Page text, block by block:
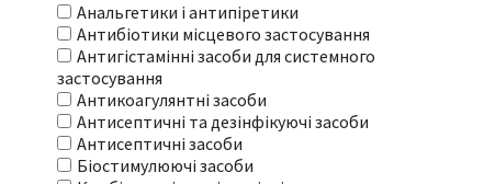
Анальгетики і антипіретики
Антибіотики місцевого застосування
Антигістамінні засоби для системного
застосування
Антикоагулянтні засоби
Антисептичні та дезінфікуючі засоби
Антисептичні засоби
Біостимулюючі засоби